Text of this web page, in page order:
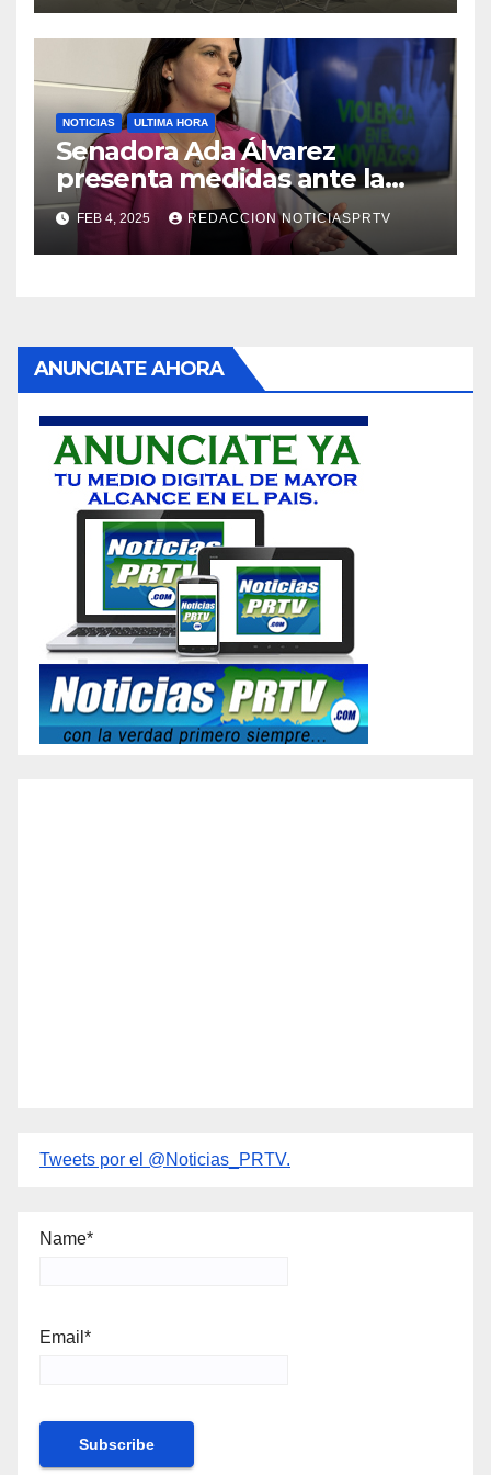
NOTICIAS ULTIMA HORA
Senadora Ada Álvarez
presenta medidas ante la
violencia en el noviazgo
FEB 4, 2025 REDACCION NOTICIASPRTV
ANUNCIATE AHORA
Tweets por el @Noticias_PRTV.
Name*
Email*